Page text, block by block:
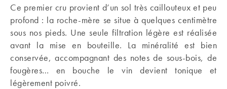
Ce premier cru provient d’un sol très caillouteux et peu
profond : la roche-mère se situe à quelques centimètre
sous nos pieds. Une seule filtration légère est réalisée
avant la mise en bouteille. La minéralité est bien
conservée, accompagnant des notes de sous-bois, de
fougères… en bouche le vin devient tonique et
légèrement poivré.